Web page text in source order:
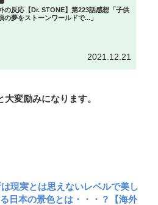
の反応【Dr. STONE】第223話感想「子供
の夢をストーンワールドで...」
2021.12.21
変励みになります。
現実とは思えないレベルで美し
日本の景色とは・・・？【海外